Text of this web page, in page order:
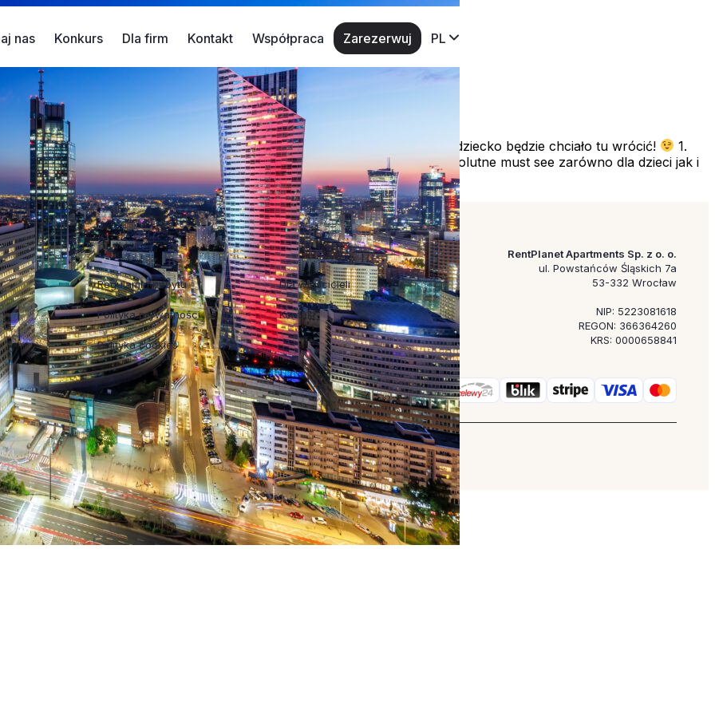
nas Konkurs Dla firm Kontakt Współpraca Zarezerwuj PL
najmłodszych
odwiedzić z dziećmi podczas pobytu w stolicy i które sprawią, że Twoje dziecko będzie chciało tu wrócić!
1.
w niemal każdym zestawieniu. I nas to zupełnie nie dziwi, bo jest to absolutne must see zarówno dla dzieci jak i
Regulaminy
Regulamin pobytu
Polityka prywatności
Polityka cookies
Współpraca
Dla właścicieli
Kontakt
RentPlanet Apartments Sp. z o. o.
ul. Powstańców Śląskich 7a
53-332 Wrocław
NIP: 5223081618
REGON: 366364260
KRS: 0000658841